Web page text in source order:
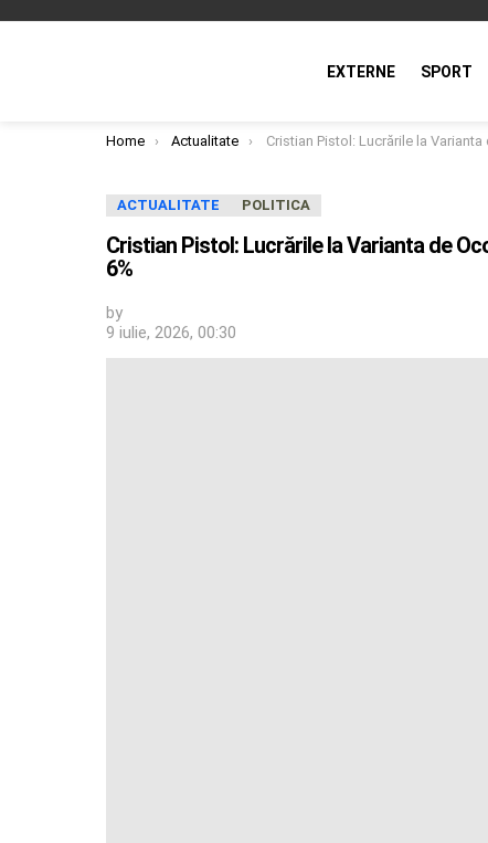
EXTERNE SPORT
You are here:
Home Actualitate Cristian Pistol: Lucrările la Varianta de Ocolire Timișoara Vest au ajuns la un
ACTUALITATE POLITICA
Cristian Pistol: Lucrările la Varianta de
6%
by
9 iulie, 2026, 00:30